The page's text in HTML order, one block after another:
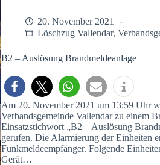
20. November 2021
Löschzug Vallendar,
B2 – Auslösung Brandmeldeanlage
Am 20. November 2021 um 13:59 Uhr
Verbandsgemeinde Vallendar zu einem
Einsatzstichwort „B2 – Auslösung
gerufen. Die Alarmierung der Einheiten
Funkmeldeempfänger. Folgende
Gerät…